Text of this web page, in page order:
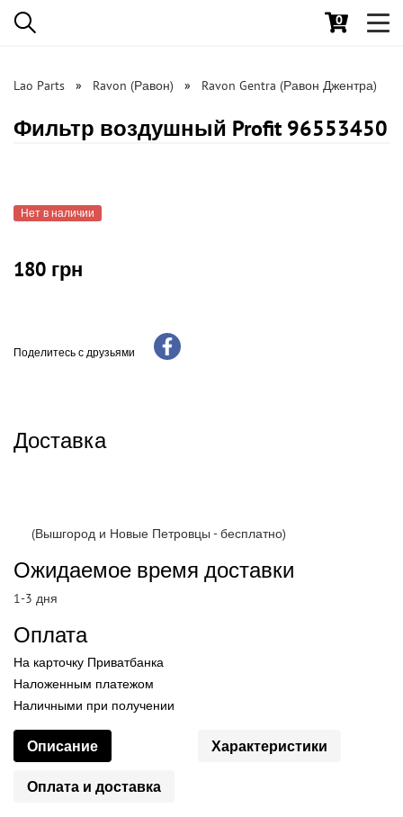
0
Lao Parts Ravon (Равон) Ravon Gentra (Равон Джентра)
Фильтр воздушный Profit 96553450
Нет в наличии
180 грн
Поделитесь с друзьями
Доставка
(Вышгород и Новые Петровцы - бесплатно)
Ожидаемое время доставки
1-3 дня
Оплата
На карточку Приватбанка
Наложенным платежом
Наличными при получении
Описание Характеристики
Оплата и доставка